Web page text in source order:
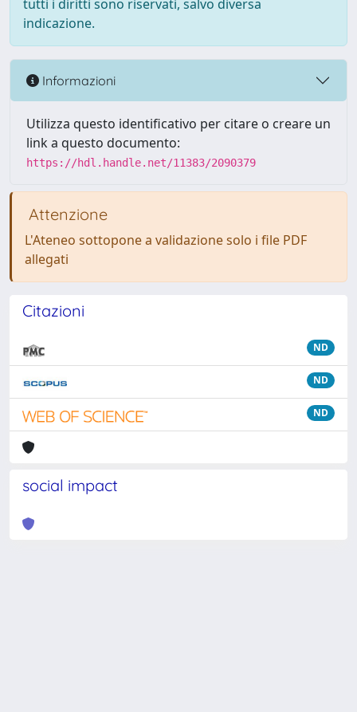
tutti i diritti sono riservati, salvo diversa
indicazione.
Informazioni
Utilizza questo identificativo per citare o creare un
link a questo documento:
https://hdl.handle.net/11383/2090379
Attenzione
L'Ateneo sottopone a validazione solo i file PDF
allegati
Citazioni
ND
ND
ND
social impact